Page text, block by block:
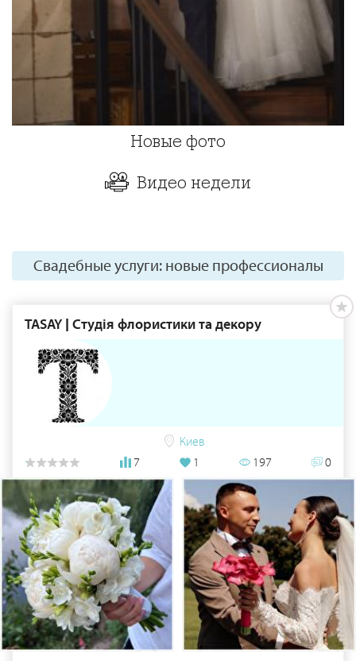
Новые фото
Видео недели
Свадебные услуги: новые профессионалы
TASAY | Студія флористики та декору
Киев
7
1 197 0